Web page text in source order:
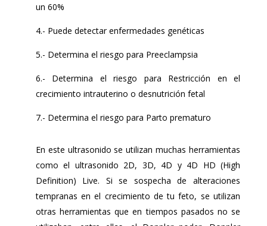
un 60%
4.- Puede detectar enfermedades genéticas
5.- Determina el riesgo para Preeclampsia
6.- Determina el riesgo para Restricción en el
crecimiento intrauterino o desnutrición fetal
7.- Determina el riesgo para Parto prematuro
En este ultrasonido se utilizan muchas herramientas
como el ultrasonido 2D, 3D, 4D y 4D HD (High
Definition) Live. Si se sospecha de alteraciones
tempranas en el crecimiento de tu feto, se utilizan
otras herramientas que en tiempos pasados no se